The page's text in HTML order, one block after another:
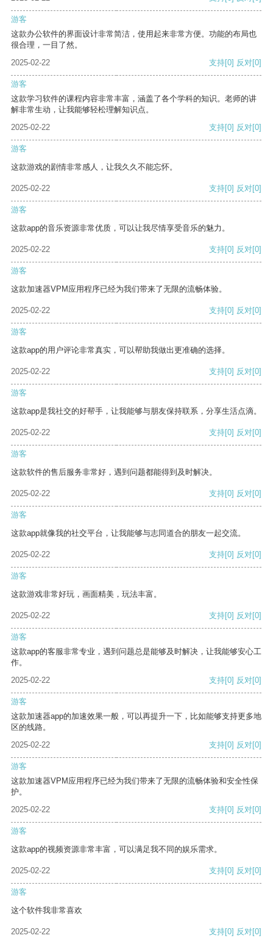
游客
这款办公软件的界面设计非常简洁，使用起来非常方便。功能的布局也
很合理，一目了然。
2025-02-22
支持[0] 反对[0]
游客
这款学习软件的课程内容非常丰富，涵盖了各个学科的知识。老师的讲
解非常生动，让我能够轻松理解知识点。
2025-02-22
支持[0] 反对[0]
游客
这款游戏的剧情非常感人，让我久久不能忘怀。
2025-02-22 支持[0] 反对[0]
游客
这款app的音乐资源非常优质，可以让我尽情享受音乐的魅力。
2025-02-22 支持[0] 反对[0]
游客
这款加速器VPM应用程序已经为我们带来了无限的流畅体验。
2025-02-22 支持[0] 反对[0]
游客
这款app的用户评论非常真实，可以帮助我做出更准确的选择。
2025-02-22 支持[0] 反对[0]
游客
这款app是我社交的好帮手，让我能够与朋友保持联系，分享生活点滴。
2025-02-22 支持[0] 反对[0]
游客
这款软件的售后服务非常好，遇到问题都能得到及时解决。
2025-02-22 支持[0] 反对[0]
游客
这款app就像我的社交平台，让我能够与志同道合的朋友一起交流。
2025-02-22 支持[0] 反对[0]
游客
这款游戏非常好玩，画面精美，玩法丰富。
2025-02-22 支持[0] 反对[0]
游客
这款app的客服非常专业，遇到问题总是能够及时解决，让我能够安心工
作。
2025-02-22
支持[0] 反对[0]
游客
这款加速器app的加速效果一般，可以再提升一下，比如能够支持更多地
区的线路。
2025-02-22
支持[0] 反对[0]
游客
这款加速器VPM应用程序已经为我们带来了无限的流畅体验和安全性保
护。
2025-02-22
支持[0] 反对[0]
游客
这款app的视频资源非常丰富，可以满足我不同的娱乐需求。
2025-02-22 支持[0] 反对[0]
游客
这个软件我非常喜欢
2025-02-22 支持[0] 反对[0]